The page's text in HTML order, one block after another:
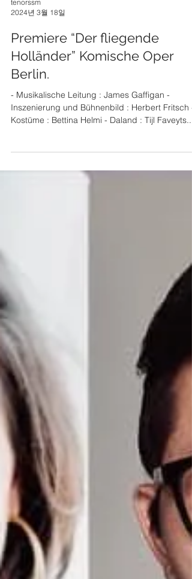
tenorssm
Premiere “Der fliegende
Holländer” Komische Oper
Berlin.
Kostüme : Bettina Helmi - Daland : Tijl Faveyts...